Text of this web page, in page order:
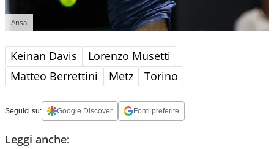
Ansa
Keinan Davis
Lorenzo Musetti
Matteo Berrettini
Metz Torino
Seguici su: Google Discover Fonti preferite
Leggi anche: